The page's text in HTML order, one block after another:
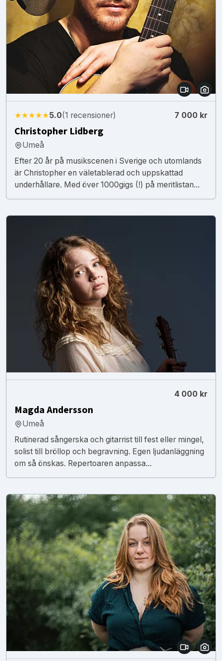
★★★★★5.0(1 recensioner) 7 000 kr
Christopher Lidberg
Umeå
Efter 20 år på musikscenen i Sverige och utomlands
är Christopher en väletablerad och uppskattad
underhållare. Med över 1000gigs (!) på meritlistan...
4 000 kr
Magda Andersson
Umeå
Rutinerad sångerska och gitarrist till fest eller mingel,
solist till bröllop och begravning. Egen ljudanläggning
om så önskas. Repertoaren anpassa...